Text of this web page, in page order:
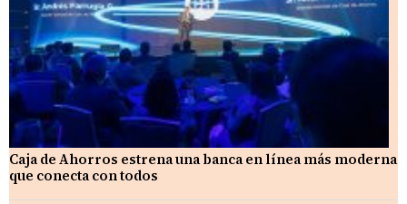
Caja de Ahorros estrena una banca en línea más moderna
que conecta con todos